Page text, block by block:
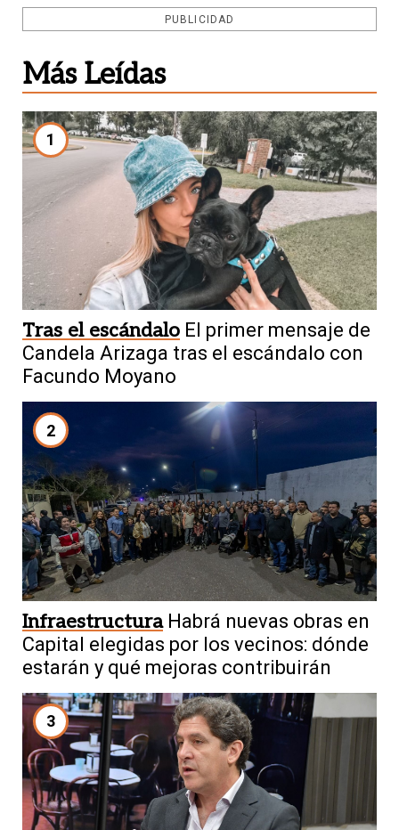
PUBLICIDAD
Más Leídas
1
Tras el escándalo El primer mensaje de
Candela Arizaga tras el escándalo con
Facundo Moyano
2
Infraestructura Habrá nuevas obras en
Capital elegidas por los vecinos: dónde
estarán y qué mejoras contribuirán
3